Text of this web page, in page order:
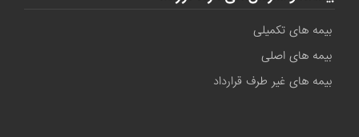
بیمه های تکمیلی
بیمه های اصلی
بیمه های غیر طرف قرارداد